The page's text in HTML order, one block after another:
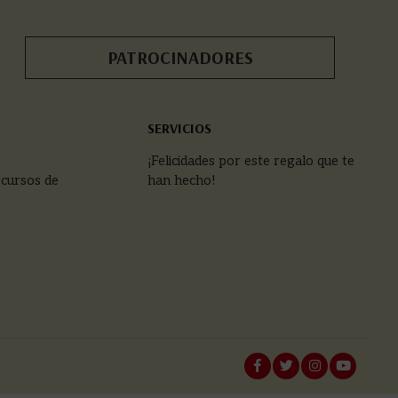
PATROCINADORES
de
SERVICIOS
¡Felicidades por este regalo que te
han hecho!